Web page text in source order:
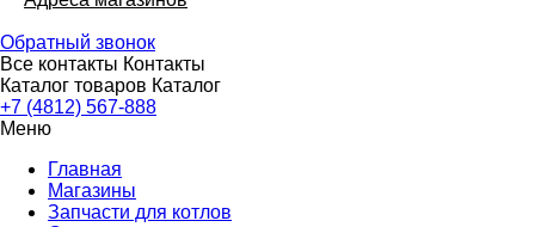
Обратный звонок
Все контакты Контакты
Каталог товаров Каталог
+7 (4812) 567-888
Меню
Главная
Магазины
Запчасти для котлов